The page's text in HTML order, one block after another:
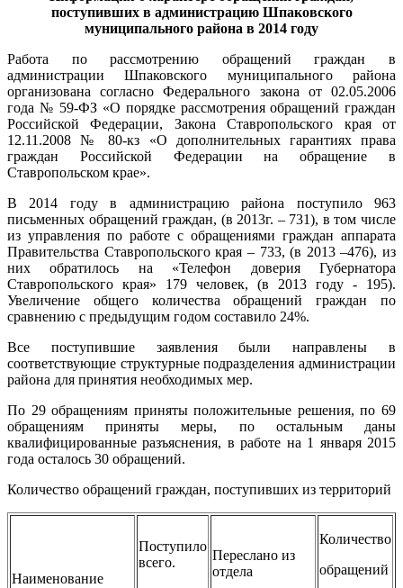
поступивших в администрацию Шпаковского
муниципального района в 2014 году
Работа по рассмотрению обращений граждан в
администрации Шпаковского муниципального района
организована согласно Федерального закона от 02.05.2006
года № 59-ФЗ «О порядке рассмотрения обращений граждан
Российской Федерации, Закона Ставропольского края от
12.11.2008 № 80-кз «О дополнительных гарантиях права
граждан Российской Федерации на обращение в
Ставропольском крае».
В 2014 году в администрацию района поступило 963
письменных обращений граждан, (в 2013г. – 731), в том числе
из управления по работе с обращениями граждан аппарата
Правительства Ставропольского края – 733, (в 2013 –476), из
них обратилось на «Телефон доверия Губернатора
Ставропольского края» 179 человек, (в 2013 году - 195).
Увеличение общего количества обращений граждан по
сравнению с предыдущим годом составило 24%.
Все поступившие заявления были направлены в
соответствующие структурные подразделения администрации
района для принятия необходимых мер.
По 29 обращениям приняты положительные решения, по 69
обращениям приняты меры, по остальным даны
квалифицированные разъяснения, в работе на 1 января 2015
года осталось 30 обращений.
Количество обращений граждан, поступивших из территорий
Наименование
Поступило
всего.
Переслано из
отдела
Количество
обращений